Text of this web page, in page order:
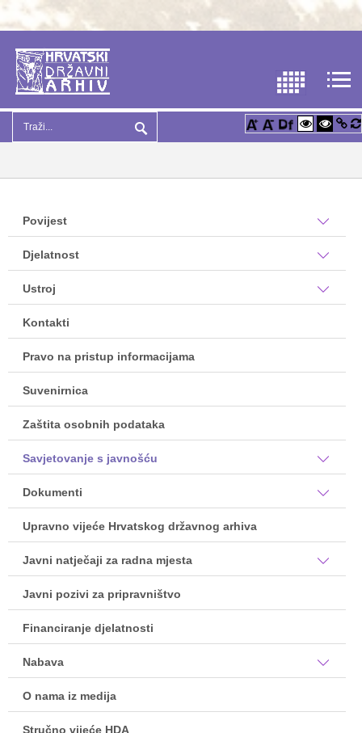
Povijest
Djelatnost
Ustroj
Kontakti
Pravo na pristup informacijama
Suvenirnica
Zaštita osobnih podataka
Savjetovanje s javnošću
Dokumenti
Upravno vijeće Hrvatskog državnog arhiva
Javni natječaji za radna mjesta
Javni pozivi za pripravništvo
Financiranje djelatnosti
Nabava
O nama iz medija
Stručno vijeće HDA